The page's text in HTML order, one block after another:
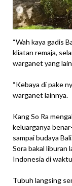
“Wah kaya gadis
kliatan remaja,
warganet yang
“Kebaya di pake
warganet lainnya.
Kang So Ra
keluarganya
sampai budaya
Sora bakal liburan
Indonesia di
Tubuh langsing